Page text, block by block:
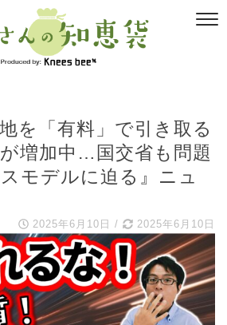
を「有料」で引き取る
増加中…国交省も問題
モデルに迫る』ニュ
2025年6月10日 / 2025年6月10日